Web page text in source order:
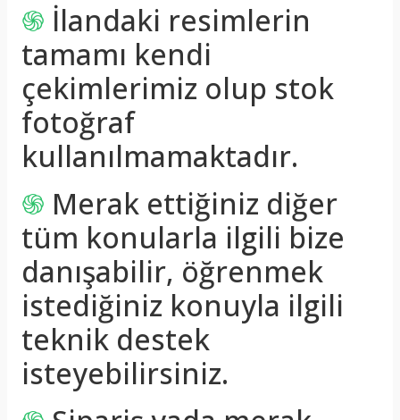
֍ İlandaki resimlerin
tamamı kendi
çekimlerimiz olup stok
fotoğraf
kullanılmamaktadır.
֍ Merak ettiğiniz diğer
tüm konularla ilgili bize
danışabilir, öğrenmek
istediğiniz konuyla ilgili
teknik destek
isteyebilirsiniz.